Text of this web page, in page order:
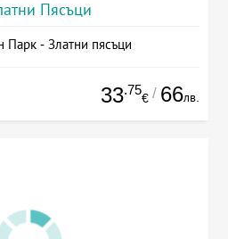
Пясъци
Парк - Златни пясъци
33.75
€ / 66лв.